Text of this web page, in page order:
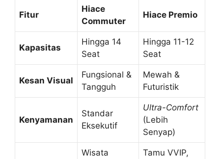
Fitur
Hiace
Commuter
Hiace Premio
Kapasitas
Hingga 14
Seat
Hingga 11-12
Seat
Kesan Visual
Fungsional &
Tangguh
Mewah &
Futuristik
Kenyamanan
Standar
Eksekutif
Ultra-Comfort
(Lebih
Senyap)
Wisata
Tamu VVIP,